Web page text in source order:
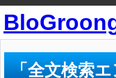
「全文検索